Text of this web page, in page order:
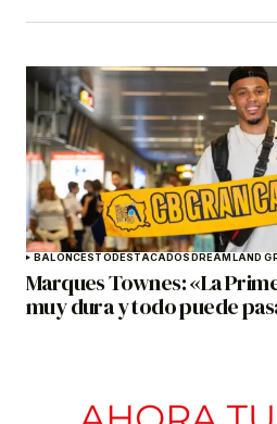
BALONCESTODESTACADOSDREAMLAND
Marques Townes: «La
muy dura y todo puede